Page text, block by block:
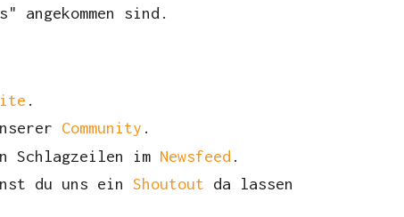
angekommen sind.
.
Community .
Schlagzeilen im Newsfeed .
du uns ein Shoutout da lassen